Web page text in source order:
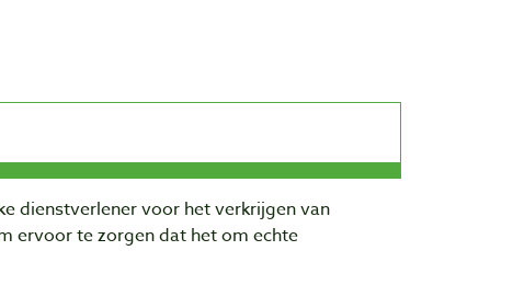
dienstverlener voor het verkrijgen van
ervoor te zorgen dat het om echte